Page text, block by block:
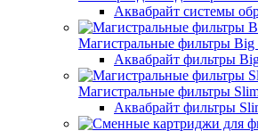
Аквабрайт системы
Магистральные фильтры Big
Аквабрайт фильтры
Магистральные фильтры
Аквабрайт фильтры